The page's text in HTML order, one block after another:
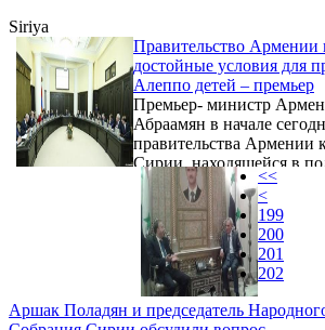
Siriya
Правительство Армении
достойные условия для
Алеппо детей – премьер
Премьер- министр
Абраамян в начале
правительства Армении
Сирии, находящейся в
отметив, что ситуация
оставаться
большому числу жертв и
отметил, что, к
среди мирного населения.
Аршак Поладян и председатель
<<
<
199
200
201
202